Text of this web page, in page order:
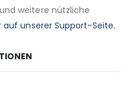
weitere nützliche
auf unserer Support-Seite.